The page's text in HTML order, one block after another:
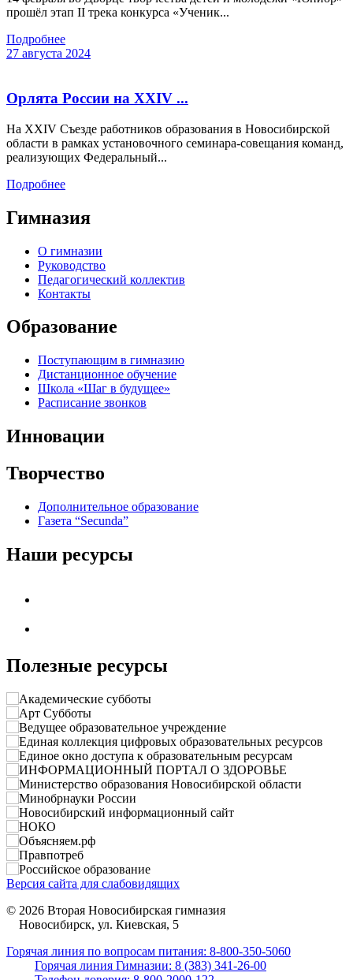
прошёл этап II трека конкурса «Ученик...
Подробнее
27 августа 2024
Орлята России на XXIV ...
На XXIV Съезде работников образования в Новосибирской
области в рамках установочного семинара-совещания команд,
реализующих Федеральный...
Подробнее
Гимназия
О гимназии
Руководство
Педагогический коллектив
Контакты
Образование
Поступающим в гимназию
Дистанционное обучение
Школа «Шаг в будущее»
Расписание звонков
Инновации
Творчество
Дополнительное образование
Газета “Secunda”
Наши ресурсы
Полезные ресурсы
Версия сайта для слабовидящих
© 2026 Вторая Новосибирская гимназия
Новосибирск, ул. Киевская, 5
Горячая линия по вопросам питания: 8-800-350-5060
Горячая линия Гимназии: 8 (383) 341-26-00